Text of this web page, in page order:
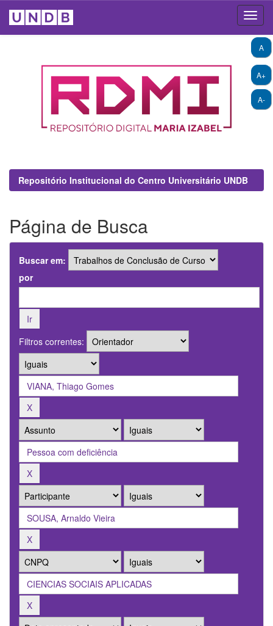
A+
A-
A
Repositório Institucional do Centro Universitário UNDB
Página de Busca
Buscar em:
por
Filtros correntes: